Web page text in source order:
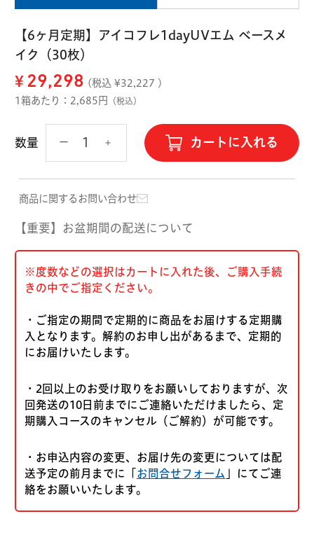
【6ヶ月定期】アイコフレ1dayUVエム ベースメ
イク（30枚）
¥ 29,298 (税込 ¥32,227 )
1箱あたり：2,685円
（税込）
数量 カートに入れる
商品に関するお問い合わせ
【重要】お盆期間の配送について
※度数などの選択はカートに入れた後、ご購入手続
きの中でご指定ください。
・ご指定の期間で定期的に商品をお届けする定期購
入となります。解約のお申し出があるまで、定期的
にお届けいたします。
・2回以上のお受け取りをお願いしておりますが、次
回発送の10日前までにご連絡いただけましたら、定
期購入コースのキャンセル（ご解約）が可能です。
・お申込内容の変更、お届け先の変更については配
送予定の前月までに「お問合せフォーム 」にてご連
絡をお願いいたします。